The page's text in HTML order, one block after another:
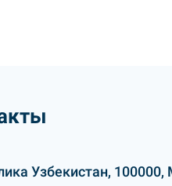
Узбекистан,